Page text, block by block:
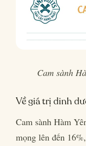
Cam sành
Về giá trị dinh
Cam sành Hàm
mọng lên đến